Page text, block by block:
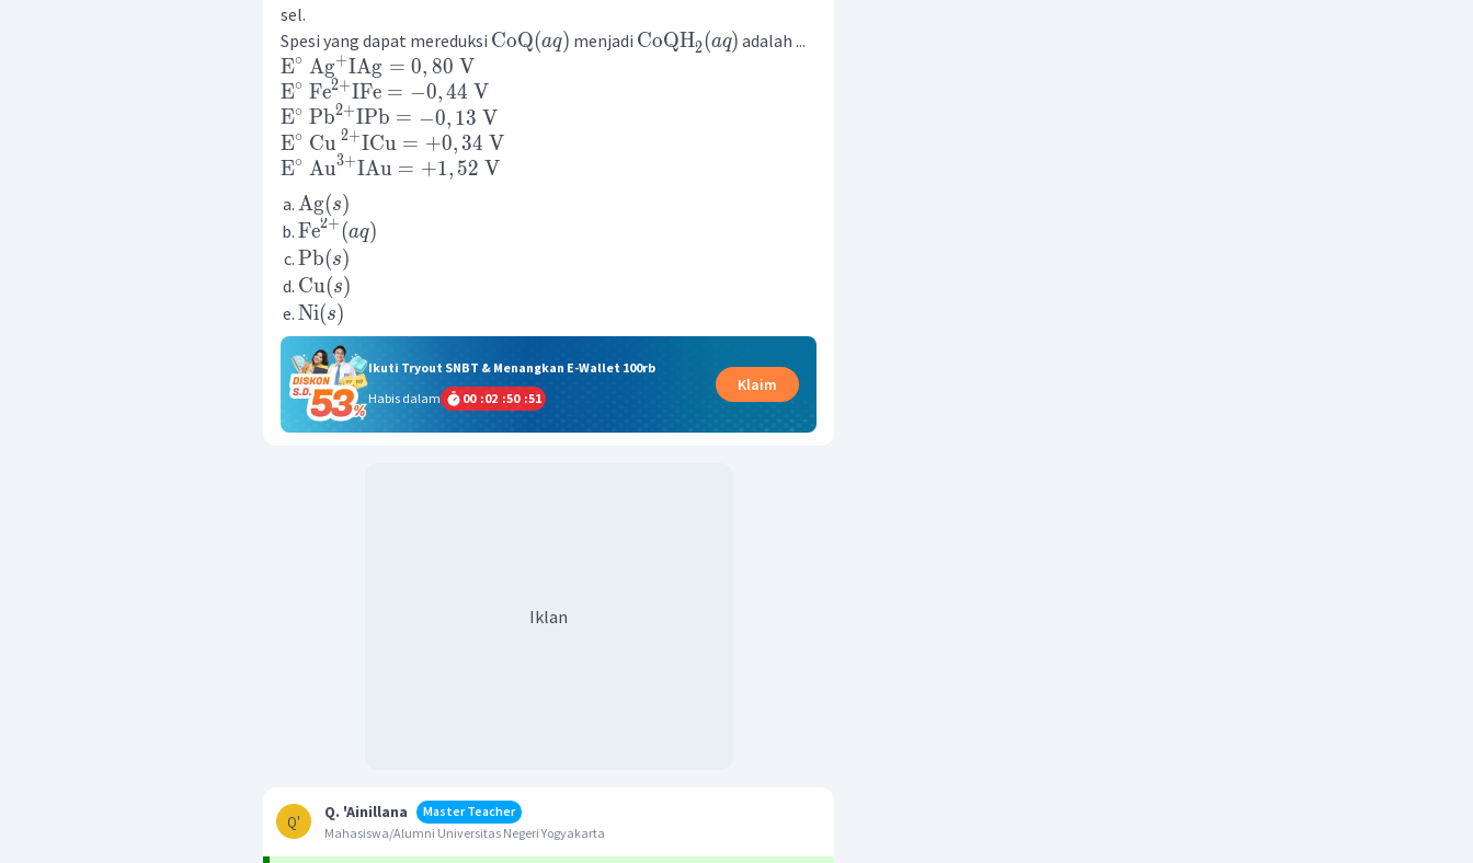
sel.
Spesi yang dapat mereduksi CoQ(aq) menjadi CoQH2(aq) adalah ...
E∘ Ag+IAg = 0, 80 V
E∘ Fe2+IFe = −0,44 V
E∘ Pb2+IPb = −0, 13 V
E∘ Cu 2+ICu = +0, 34 V
E∘ Au3+IAu = +1, 52 V
Ag(s)
Fe2+(aq)
Pb(s)
Cu(s)
Ni(s)
Ikuti Tryout SNBT & Menangkan E-Wallet 100rb
Habis dalam
00 :02 :50 :50
Klaim
Iklan
Q'
Q. 'Ainillana
Master Teacher
Mahasiswa/Alumni Universitas Negeri Yogyakarta